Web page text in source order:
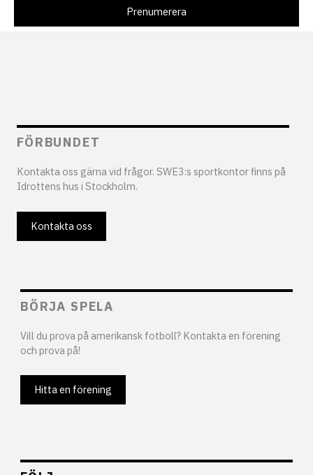
FÖRBUNDET
Kontakta oss gärna vid frågor. SWE3:s sportkontor finns på
Idrottens hus i Stockholm.
Kontakta oss
BÖRJA SPELA
Vill du prova på amerikansk fotboll? Kontakta en förening
och prova på!
Hitta en förening